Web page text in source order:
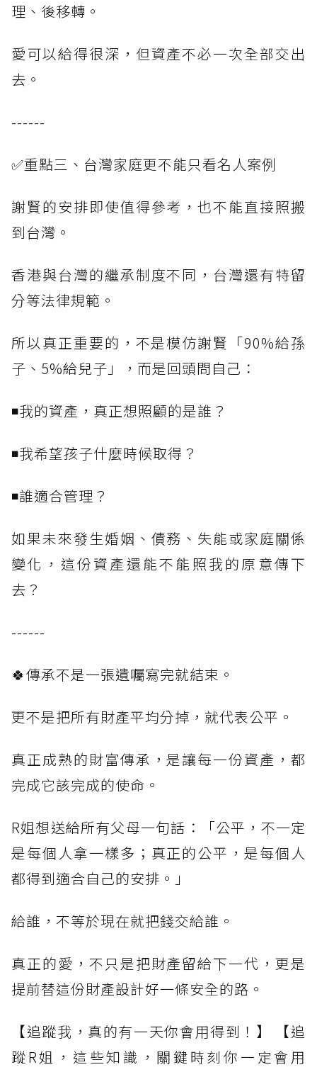
理、後移轉。
愛可以給得很深，但資產不必一次全部交出
去。
------
✅重點三、台灣家庭更不能只看名人案例
謝賢的安排即使值得參考，也不能直接照搬
到台灣。
香港與台灣的繼承制度不同，台灣還有特留
分等法律規範。
所以真正重要的，不是模仿謝賢「90%給孫
子、5%給兒子」，而是回頭問自己：
◾我的資產，真正想照顧的是誰？
◾我希望孩子什麼時候取得？
◾誰適合管理？
如果未來發生婚姻、債務、失能或家庭關係
變化，這份資產還能不能照我的原意傳下
去？
------
🍀傳承不是一張遺囑寫完就結束。
更不是把所有財產平均分掉，就代表公平。
真正成熟的財富傳承，是讓每一份資產，都
完成它該完成的使命。
R姐想送給所有父母一句話：「公平，不一定
是每個人拿一樣多；真正的公平，是每個人
都得到適合自己的安排。」
給誰，不等於現在就把錢交給誰。
真正的愛，不只是把財產留給下一代，更是
提前替這份財產設計好一條安全的路。
【追蹤我，真的有一天你會用得到！】 【追
蹤R姐，這些知識，關鍵時刻你一定會用